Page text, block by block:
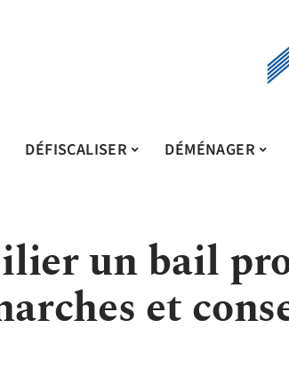
DÉFISCALISER DÉMÉNAGER
un bail
et